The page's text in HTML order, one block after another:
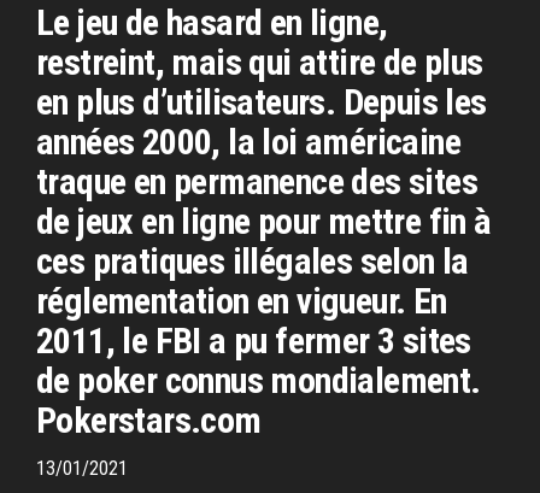
Le jeu de hasard en ligne,
restreint, mais qui attire de plus
en plus d’utilisateurs. Depuis les
années 2000, la loi américaine
traque en permanence des sites
de jeux en ligne pour mettre fin à
ces pratiques illégales selon la
réglementation en vigueur. En
2011, le FBI a pu fermer 3 sites
de poker connus mondialement.
Pokerstars.com
13/01/2021